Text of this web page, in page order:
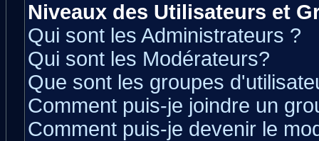
Niveaux des Utilisateurs et
Qui sont les Administrateurs ?
Qui sont les Modérateurs?
Que sont les groupes
Comment puis-je joindre un
Comment puis-je devenir le